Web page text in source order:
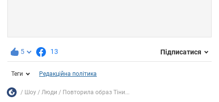
5 13 Підписатися
Теги Редакційна політика
Шоу Люди Повторила образ Тіни...